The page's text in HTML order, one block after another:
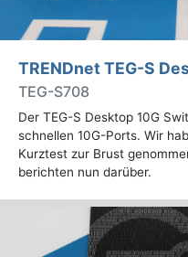
TRENDnet TEG-S
TEG-S708
Der TEG-S Desktop 10G
schnellen 10G-Ports. Wir
Kurztest zur Brust
berichten nun darüber.